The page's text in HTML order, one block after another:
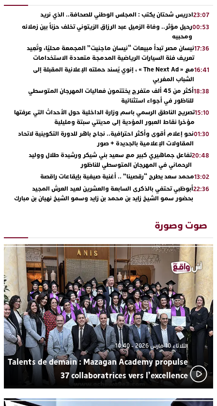
23:07ادريس شحتان يكتب : المجلس الوطني للصحافة.. الذي نريد
00:53رحيل مؤثر.. وفاة الزميل عبد الرزاق الزيتوني تخلف حزناً بين زملائه
ومحبيه
17:36نيسان مصر تبدأ مبيعات “نيسان ماجنيت” المجمعة محليًا، وتُعِيد
تعريف فئة السيارات الرياضية المدمجة متعددة الاستخدامات
16:41
مع « The Next Ad » ، إنوي يُسند حملته الإعلانية المقبلة إلى
الشباب المغربي
18:38
أكثر من 45 ألف متفرج يختتمون فعاليات المهرجان المتوسطي
للناظور في أجواء استثنائية
15:10تصريح الناطق الرسمي باسم وزارة الداخلية حول الأحداث التي عرفتها
مؤخرا نقاط العبور المؤدية إلى مدينتي سبتة ومليلية
01:30نحو إعلام أقوى وأكثر احترافية.. نجاح باهر للدورة التكوينية لاتحاد
المقاولات الإعلامية بالجديدة + صور
20:48تفاعل جماهيري كبير مع سعيد بني شيكر ورشيدة طلال ووليد
الرحماني في المهرجان المتوسطي للناظور
13:02محمد سعد يطرح “رقصينا” .. أغنية صيفية بإيقاعات راقصة
22:36أبوظبي تحتفي بالذكرى السابعة والعشرين لعيد العرش المجيد
بحضور سمو الشيخ زايد بن محمد بن زايد وسمو الشيخ نهيان بن مبارك
“كوفرة فالغيس”
19:11يقظة أمنية تنهي كابوس الفتاة القاصر: كواليس مثيرة لعملية تحرير
17:27 اتحاد المقاولات الإعلامية يقود قاطرة التكوين بالجديدة ويستضيف
الإعلامي سعيد بلفقير في دورة استثنائية
23:18ترسيخا لثقافة ترشيد الموارد المائية.. اختتام فعاليات النسخة الثانية
من “القرية الذكية للماء” بمركز الاصطياف ببوزنيقة
صوت وصورة
الثلاثاء 10 مارس 2026 - 10:40
Talents de demain : Mazagan Academy propulse
37 collaboratrices vers l’excellence